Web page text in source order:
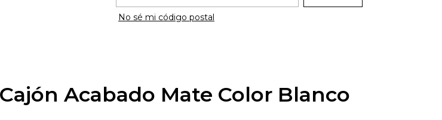
No sé mi código postal
Acabado Mate Color Blanco